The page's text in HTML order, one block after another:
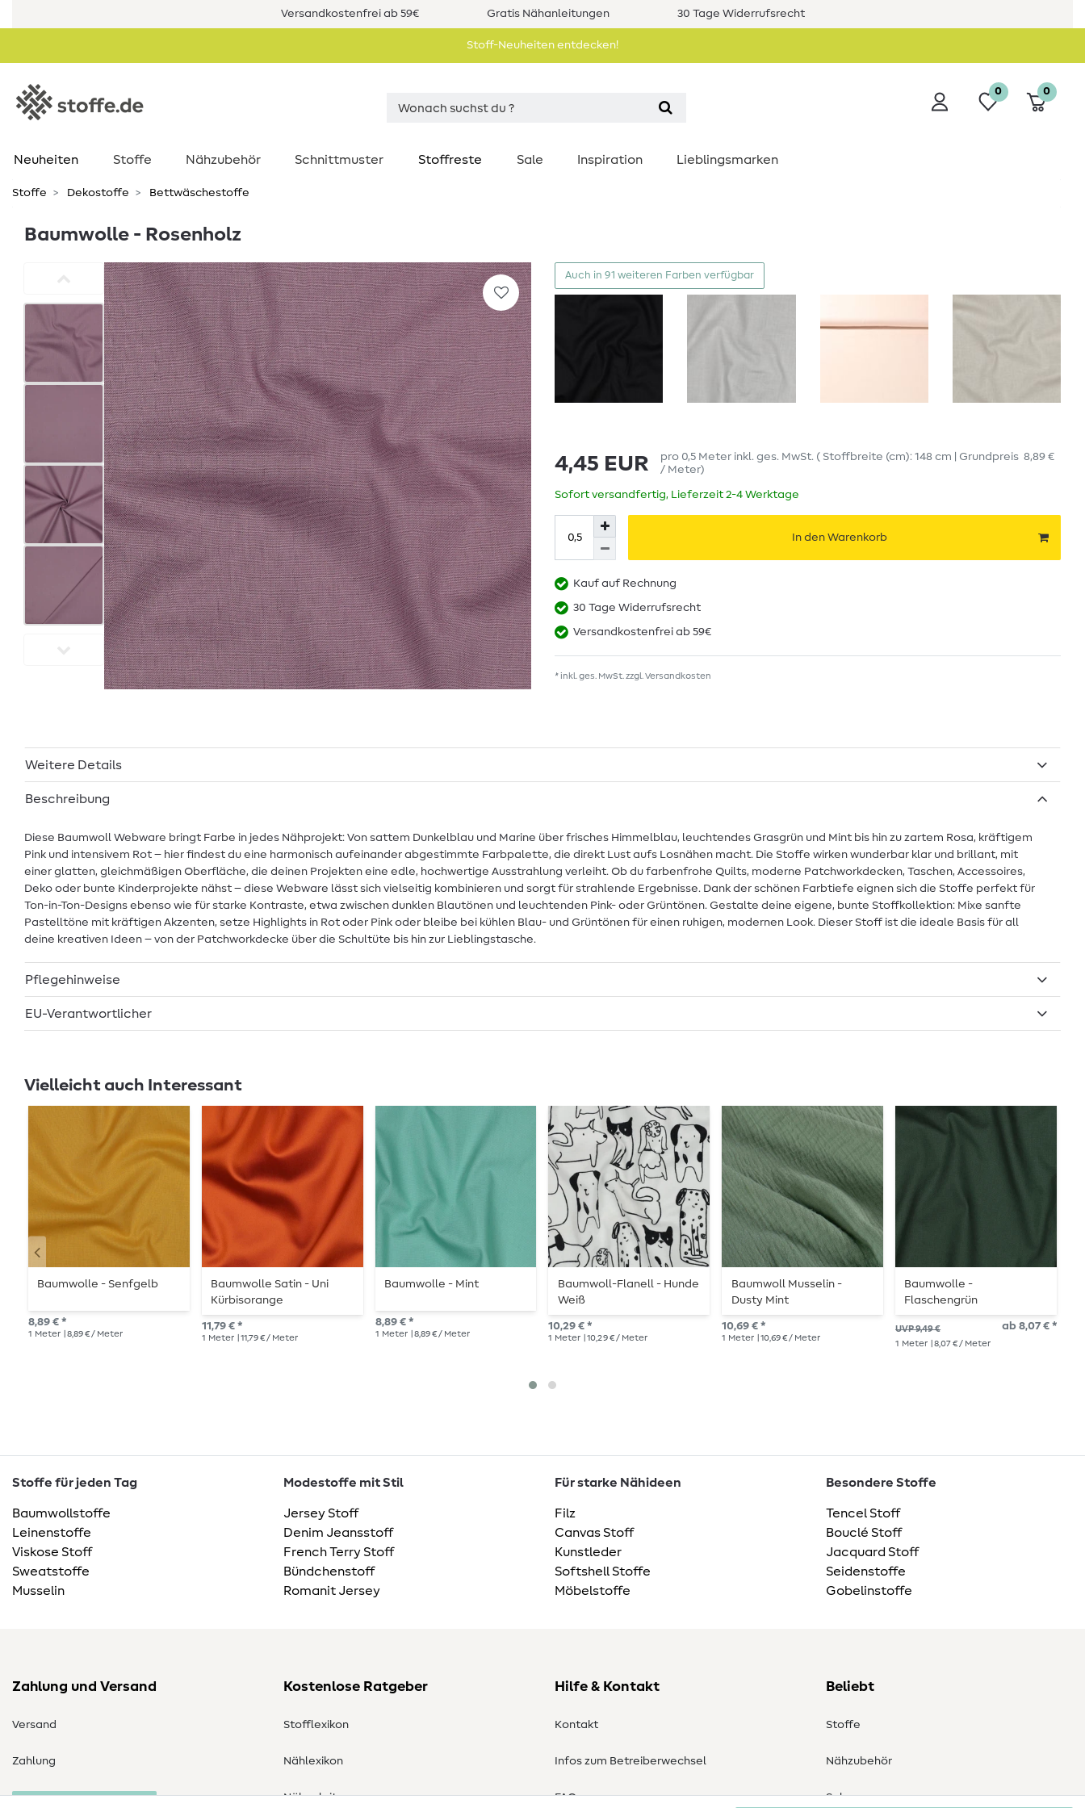
Versandkostenfrei ab 59€ Gratis Nähanleitungen 30 Tage Widerrufsrecht
Stoff-Neuheiten entdecken!
0 0
Neuheiten Stoffe Nähzubehör Schnittmuster Stoffreste Sale Inspiration Lieblingsmarken
Stoffe Dekostoffe Bettwäschestoffe
Baumwolle - Rosenholz
Auch in 91 weiteren Farben verfügbar
4,45 EUR pro 0,5 Meter inkl. ges. MwSt. ( Stoffbreite (cm): 148 cm | Grundpreis 8,89 €
/ Meter)
Sofort versandfertig, Lieferzeit 2-4 Werktage
In den Warenkorb
Kauf auf Rechnung
30 Tage Widerrufsrecht
Versandkostenfrei ab 59€
* inkl. ges. MwSt. zzgl.Versandkosten
Weitere Details
Beschreibung
Diese Baumwoll Webware bringt Farbe in jedes Nähprojekt: Von sattem Dunkelblau und Marine über frisches Himmelblau, leuchtendes Grasgrün und Mint bis hin zu zartem Rosa, kräftigem
Pink und intensivem Rot – hier findest du eine harmonisch aufeinander abgestimmte Farbpalette, die direkt Lust aufs Losnähen macht. Die Stoffe wirken wunderbar klar und brillant, mit
einer glatten, gleichmäßigen Oberfläche, die deinen Projekten eine edle, hochwertige Ausstrahlung verleiht. Ob du farbenfrohe Quilts, moderne Patchworkdecken, Taschen, Accessoires,
Deko oder bunte Kinderprojekte nähst – diese Webware lässt sich vielseitig kombinieren und sorgt für strahlende Ergebnisse. Dank der schönen Farbtiefe eignen sich die Stoffe perfekt für
Ton-in-Ton-Designs ebenso wie für starke Kontraste, etwa zwischen dunklen Blautönen und leuchtenden Pink- oder Grüntönen. Gestalte deine eigene, bunte Stoffkollektion: Mixe sanfte
Pastelltöne mit kräftigen Akzenten, setze Highlights in Rot oder Pink oder bleibe bei kühlen Blau- und Grüntönen für einen ruhigen, modernen Look. Dieser Stoff ist die ideale Basis für all
deine kreativen Ideen – von der Patchworkdecke über die Schultüte bis hin zur Lieblingstasche.
Pflegehinweise
EU-Verantwortlicher
Vielleicht auch Interessant
Baumwolle - Senfgelb
8,89 € *
1 Meter | 8,89 € / Meter
Baumwolle Satin - Uni
Kürbisorange
11,79 € *
1 Meter | 11,79 € / Meter
Baumwolle - Mint
8,89 € *
1 Meter | 8,89 € / Meter
Baumwoll-Flanell - Hunde
Weiß
10,29 € *
1 Meter | 10,29 € / Meter
Baumwoll Musselin -
Dusty Mint
10,69 € *
1 Meter | 10,69 € / Meter
Baumwolle -
Flaschengrün
UVP 9,49 € ab 8,07 € *
1 Meter | 8,07 € / Meter
Stoffe für jeden Tag
Baumwollstoffe
Leinenstoffe
Viskose Stoff
Sweatstoffe
Musselin
Modestoffe mit Stil
Jersey Stoff
Denim Jeansstoff
French Terry Stoff
Bündchenstoff
Romanit Jersey
Für starke Nähideen
Filz
Canvas Stoff
Kunstleder
Softshell Stoffe
Möbelstoffe
Besondere Stoffe
Tencel Stoff
Bouclé Stoff
Jacquard Stoff
Seidenstoffe
Gobelinstoffe
Zahlung und Versand
Versand
Zahlung
Kostenlose Ratgeber
Stofflexikon
Nählexikon
Nähanleitungen
Hilfe & Kontakt
Kontakt
Infos zum Betreiberwechsel
FAQ
Beliebt
Stoffe
Nähzubehör
Sale